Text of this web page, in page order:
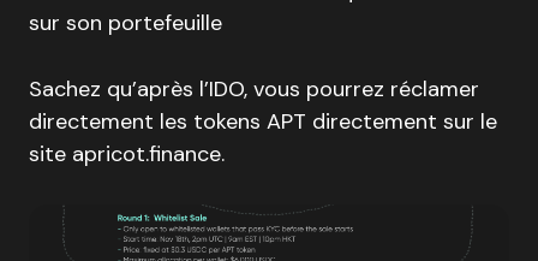
sur son portefeuille
Sachez qu’après l’IDO, vous pourrez réclamer
directement les tokens APT directement sur le
site apricot.finance.